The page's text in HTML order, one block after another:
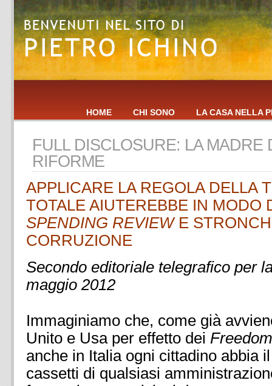
HOME CHI SONO LA CASA NELLA
FULL DISCLOSURE: LA MADRE
RIFORME
APPLICARE LA REGOLA DELLA
TOTALE AIUTEREBBE IN MODO
SPENDING REVIEWE
CORRUZIONE
Secondo editoriale telegrafico per
maggio 2012
Immaginiamo che, come già
Unito e Usa per effetto dei
anche in Italia ogni cittadino abbia
cassetti di qualsiasi